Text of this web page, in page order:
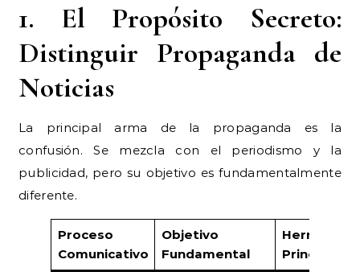
1. El Propósito Secreto:
Distinguir Propaganda de
Noticias
La principal arma de la propaganda es la
confusión. Se mezcla con el periodismo y la
publicidad, pero su objetivo es fundamentalmente
diferente.
Proceso
Comunicativo
Objetivo
Fundamental
Principal